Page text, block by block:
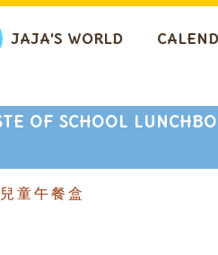
JAJA’S WORLD
OF SCHOOL
童 午 餐 盒